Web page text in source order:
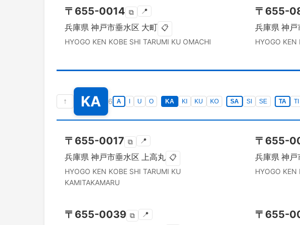
〒 655-0014 ⧉ 📍
兵庫県 神戸市垂水区 大町 📋
HYOGO KEN KOBE SHI TARUMI KU OMACHI
〒 655-
兵庫県 神戸
HYOGO KEN
↑ KA 6 A U O KA KI KU KO SA SI SE TA TI
〒 655-0017 ⧉ 📍
兵庫県 神戸市垂水区 上高丸 📋
HYOGO KEN KOBE SHI TARUMI KU
KAMITAKAMARU
〒 655-
兵庫県 神戸
HYOGO KEN
〒 655-0039 ⧉ 📍 〒 655-